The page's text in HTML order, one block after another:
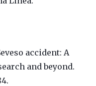
accident: A
and beyond.